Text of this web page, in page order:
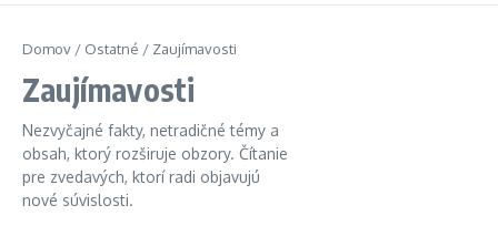
Domov / Ostatné / Zaujímavosti
Zaujímavosti
Nezvyčajné fakty, netradičné témy a
obsah, ktorý rozširuje obzory. Čítanie
pre zvedavých, ktorí radi objavujú
nové súvislosti.